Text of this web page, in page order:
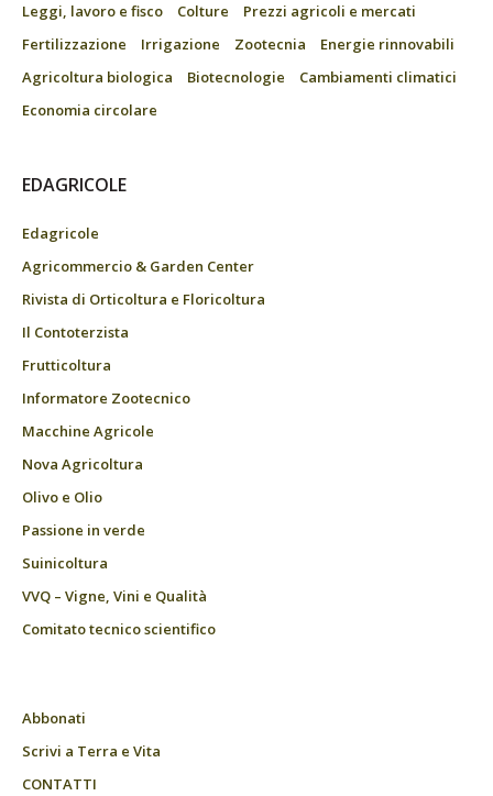
Leggi, lavoro e fisco
Colture
Prezzi agricoli e mercati
Fertilizzazione
Irrigazione Zootecnia
Energie rinnovabili
Agricoltura biologica
Biotecnologie
Cambiamenti climatici
Economia circolare
EDAGRICOLE
Edagricole
Agricommercio & Garden Center
Rivista di Orticoltura e Floricoltura
Il Contoterzista
Frutticoltura
Informatore Zootecnico
Macchine Agricole
Nova Agricoltura
Olivo e Olio
Passione in verde
Suinicoltura
VVQ – Vigne, Vini e Qualità
Comitato tecnico scientifico
Abbonati
Scrivi a Terra e Vita
CONTATTI